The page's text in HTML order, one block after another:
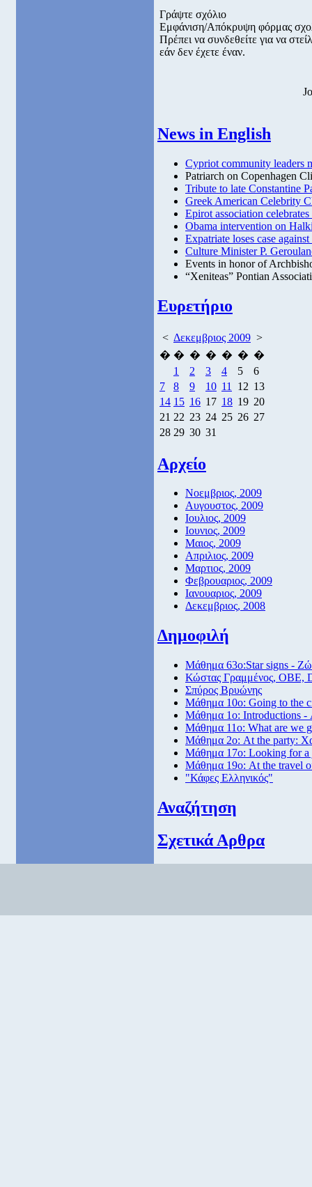
Γράψτε σχόλιο
Εμφάνιση/Απόκρυψη φόρμας
Πρέπει να συνδεθείτε για να
εάν δεν έχετε έναν.
News in English
Cypriot community leaders
Patriarch on Copenhagen
Tribute to late Constantine
Greek American Celebrity
Epirot association
Obama intervention on
Expatriate loses case
Culture Minister P.
Events in honor of
“Xeniteas” Pontian
Ευρετήριο
< Δεκεμβριος 2009 >
� � � � � � �
1
2 3 4 5
6
7
8 9 10 11 12 13
14 15 16 17 18 19 20
21 22 23 24 25 26 27
28 29 30 31
Αρχείο
Νοεμβριος, 2009
Αυγουστος, 2009
Ιουλιος, 2009
Ιουνιος, 2009
Μαιος, 2009
Απριλιος, 2009
Μαρτιος, 2009
Φεβρουαριος, 2009
Ιανουαριος, 2009
Δεκεμβριος, 2008
Δημοφιλή
Μάθημα 63ο:Star signs -
Κώστας Γραμμένος, ΟΒΕ,
Σπύρος Βρυώνης
Μάθημα 10ο: Going to the
Μάθημα 1ο: Introductions -
Μάθημα 11ο: What are we
Μάθημα 2ο: At the party:
Μάθημα 17ο: Looking for a
Μάθημα 19ο: At the travel
"Κάφες Ελληνικός"
Αναζήτηση
Σχετικά Αρθρα